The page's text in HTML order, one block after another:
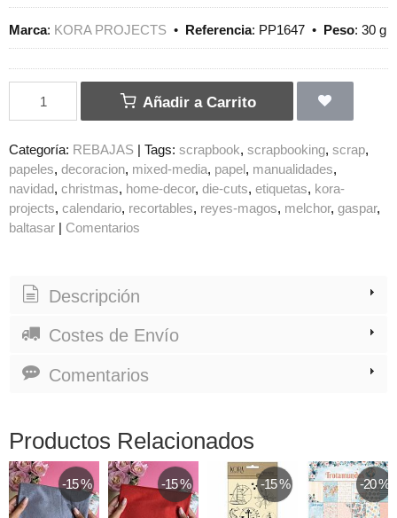
Marca: KORA PROJECTS • Referencia: PP1647 • Peso: 30 g
Añadir a Carrito
Categoría: REBAJAS Tags: scrapbook scrapbooking scrap
papeles decoracion mixed-media papel
manualidades
navidad christmas home-decor die-cuts etiquetas
kora-
projects calendario recortables reyes-magos melchor gaspar
baltasar
Comentarios
Descripción
Costes de Envío
Comentarios
Productos Relacionados
-15 % -15 % -15 % -20 %